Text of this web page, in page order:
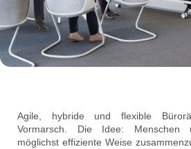
Agile, hybride und flexible
Vormarsch. Die Idee: Menschen
möglichst effiziente Weise